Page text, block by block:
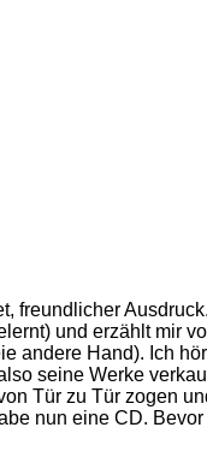
freundlicher
und erzählt mir
andere Hand). Ich
seine Werke
Tür zu Tür zogen
nun eine CD.